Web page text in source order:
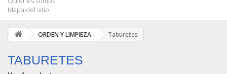
Mapa del sitio
ORDEN Y LIMPIEZA Taburetes
TABURETES